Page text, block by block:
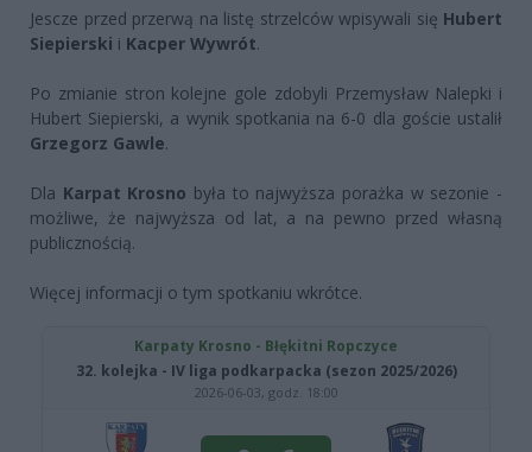
Jescze przed przerwą na listę strzelców wpisywali się Hubert
Siepierski i Kacper Wywrót.
Po zmianie stron kolejne gole zdobyli Przemysław Nalepki i
Hubert Siepierski, a wynik spotkania na 6-0 dla goście ustalił
Grzegorz Gawle.
Dla Karpat Krosno była to najwyższa porażka w sezonie -
możliwe, że najwyższa od lat, a na pewno przed własną
publicznością.
Więcej informacji o tym spotkaniu wkrótce.